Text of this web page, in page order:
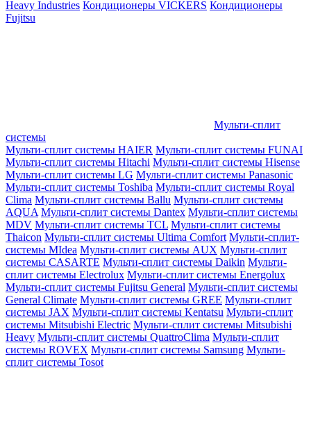
Heavy Industries Кондиционеры VICKERS Кондиционеры
Fujitsu
Мульти-сплит
системы
Мульти-сплит системы HAIER Мульти-сплит системы FUNAI
Мульти-сплит системы Hitachi Мульти-сплит системы Hisense
Мульти-сплит системы LG Мульти-сплит системы Panasonic
Мульти-сплит системы Toshiba Мульти-сплит системы Royal
Clima Мульти-сплит системы Ballu Мульти-сплит системы
AQUA Мульти-сплит системы Dantex Мульти-сплит системы
MDV Мульти-сплит системы TCL Мульти-сплит системы
Thaicon Мульти-сплит системы Ultima Comfort Мульти-сплит-
системы MIdea Мульти-сплит системы AUX Мульти-сплит
системы CASARTE Мульти-сплит системы Daikin Мульти-
сплит системы Electrolux Мульти-сплит системы Energolux
Мульти-сплит системы Fujitsu General Мульти-сплит системы
General Climate Мульти-сплит системы GREE Мульти-сплит
системы JAX Мульти-сплит системы Kentatsu Мульти-сплит
системы Mitsubishi Electric Мульти-сплит системы Mitsubishi
Heavy Мульти-сплит системы QuattroClima Мульти-сплит
системы ROVEX Мульти-сплит системы Samsung Мульти-
сплит системы Tosot